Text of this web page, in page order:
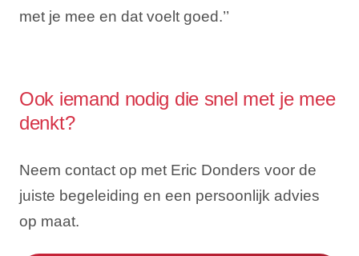
met je mee en dat voelt goed.’’
Ook iemand nodig die snel met je mee
denkt?
Neem contact op met Eric Donders voor de
juiste begeleiding en een persoonlijk advies
op maat.